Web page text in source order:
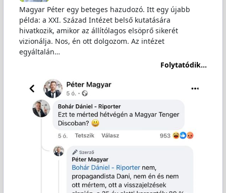
Magyar Péter egy beteges hazudozó. Itt egy újabb
példa: a XXI. Század Intézet belső kutatására
hivatkozik, amikor az állítólagos elsöprő sikerét
vizionálja. Nos, én ott dolgozom. Az intézet
egyáltalán…
Folytatódik...